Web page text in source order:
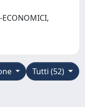
Tutti (52)